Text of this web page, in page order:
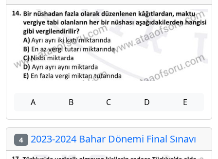
A B C D E
4 2023-2024 Bahar Dönemi Final Sınavı